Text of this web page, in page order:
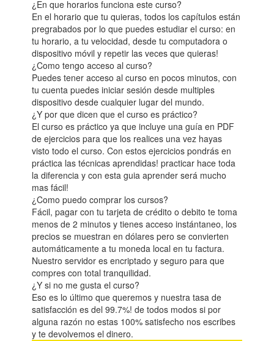
¿En que horarios funciona este curso?
En el horario que tu quieras, todos los capítulos están
pregrabados por lo que puedes estudiar el curso: en
tu horario, a tu velocidad, desde tu computadora o
dispositivo móvil y repetir las veces que quieras!
¿Como tengo acceso al curso?
Puedes tener acceso al curso en pocos minutos, con
tu cuenta puedes iniciar sesión desde multiples
dispositivo desde cualquier lugar del mundo.
¿Y por que dicen que el curso es práctico?
El curso es práctico ya que incluye una guía en PDF
de ejercicios para que los realices una vez hayas
visto todo el curso. Con estos ejercicios pondrás en
práctica las técnicas aprendidas! practicar hace toda
la diferencia y con esta guia aprender será mucho
mas fácil!
¿Como puedo comprar los cursos?
Fácil, pagar con tu tarjeta de crédito o debito te toma
menos de 2 minutos y tienes acceso instántaneo, los
precios se muestran en dólares pero se convierten
automáticamente a tu moneda local en tu factura.
Nuestro servidor es encriptado y seguro para que
compres con total tranquilidad.
¿Y si no me gusta el curso?
Eso es lo último que queremos y nuestra tasa de
satisfacción es del 99.7%! de todos modos si por
alguna razón no estas 100% satisfecho nos escribes
y te devolvemos el dinero.